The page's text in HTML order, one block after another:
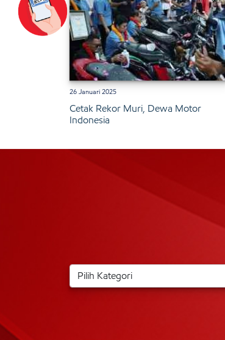
26 Januari 2025
Cetak Rekor Muri, Dewa Motor
Indonesia